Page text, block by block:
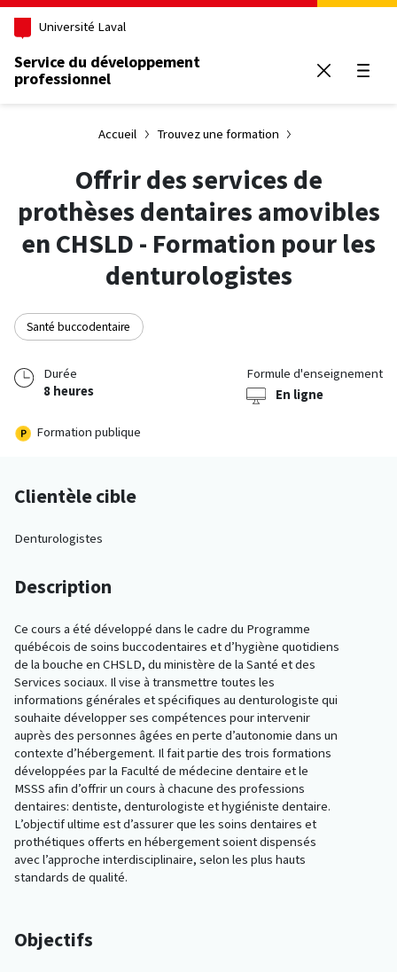
Aller au contenu principal
Université Laval
Service du développement
professionnel
Accueil Trouvez une formation
Offrir des services de
prothèses dentaires amovibles
en CHSLD - Formation pour les
denturologistes
Santé buccodentaire
Durée
8 heures
Formule d'enseignement
En ligne
Formation publique
Clientèle cible
Denturologistes
Description
Ce cours a été développé dans le cadre du Programme
québécois de soins buccodentaires et d’hygiène quotidiens
de la bouche en CHSLD, du ministère de la Santé et des
Services sociaux. Il vise à transmettre toutes les
informations générales et spécifiques au denturologiste qui
souhaite développer ses compétences pour intervenir
auprès des personnes âgées en perte d’autonomie dans un
contexte d’hébergement. Il fait partie des trois formations
développées par la Faculté de médecine dentaire et le
MSSS afin d’offrir un cours à chacune des professions
dentaires: dentiste, denturologiste et hygiéniste dentaire.
L’objectif ultime est d’assurer que les soins dentaires et
prothétiques offerts en hébergement soient dispensés
avec l’approche interdisciplinaire, selon les plus hauts
standards de qualité.
Objectifs